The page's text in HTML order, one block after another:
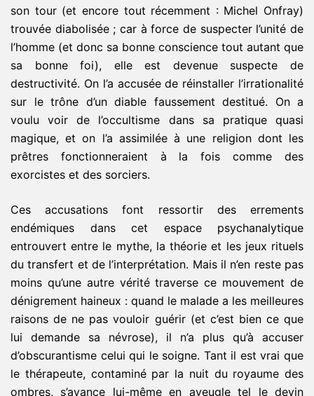
son tour (et encore tout récemment : Michel Onfray)
trouvée diabolisée ; car à force de suspecter l’unité de
l’homme (et donc sa bonne conscience tout autant que
sa bonne foi), elle est devenue suspecte de
destructivité. On l’a accusée de réinstaller l’irrationalité
sur le trône d’un diable faussement destitué. On a
voulu voir de l’occultisme dans sa pratique quasi
magique, et on l’a assimilée à une religion dont les
prêtres fonctionneraient à la fois comme des
exorcistes et des sorciers.
Ces accusations font ressortir des errements
endémiques dans cet espace psychanalytique
entrouvert entre le mythe, la théorie et les jeux rituels
du transfert et de l’interprétation. Mais il n’en reste pas
moins qu’une autre vérité traverse ce mouvement de
dénigrement haineux : quand le malade a les meilleures
raisons de ne pas vouloir guérir (et c’est bien ce que
lui demande sa névrose), il n’a plus qu’à accuser
d’obscurantisme celui qui le soigne. Tant il est vrai que
le thérapeute, contaminé par la nuit du royaume des
ombres, s’avance lui-même en aveugle tel le devin